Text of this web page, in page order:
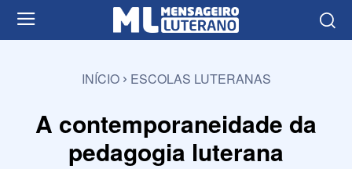
INÍCIO ESCOLAS LUTERANAS
A contemporaneidade da
pedagogia luterana